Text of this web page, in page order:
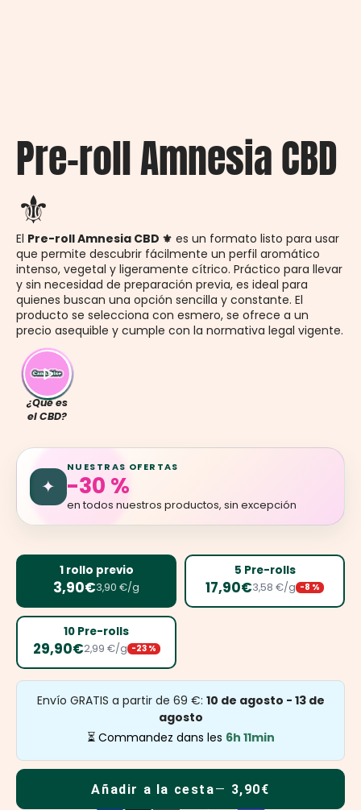
Pre-roll Amnesia CBD
⚜
El Pre-roll Amnesia CBD ⚜ es un formato listo para usar
que permite descubrir fácilmente un perfil aromático
intenso, vegetal y ligeramente cítrico. Práctico para llevar
y sin necesidad de preparación previa, es ideal para
quienes buscan una opción sencilla y constante. El
producto se selecciona con esmero, se ofrece a un
precio asequible y cumple con la normativa legal vigente.
¿Qué es
el CBD?
✦
NUESTRAS OFERTAS
-30 %
en todos nuestros productos, sin excepción
1 rollo previo
3,90€3,90 €/g
5 Pre-rolls
17,90€3,58 €/g -8 %
10 Pre-rolls
29,90€2,99 €/g -23 %
Envío GRATIS a partir de 69 €: 10 de agosto - 13 de
agosto
⏳ Commandez dans les 6h 11min
Añadir a la cesta 3,90€